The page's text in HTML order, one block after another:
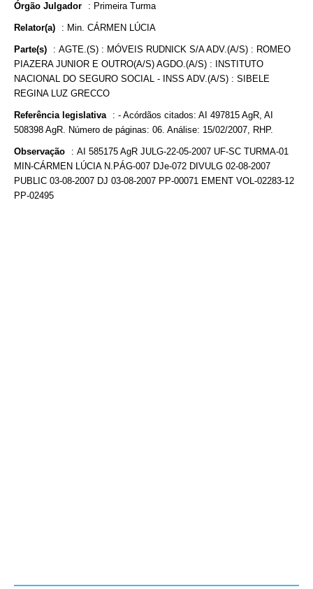
Órgão Julgador : Primeira Turma
Relator(a) : Min. CÁRMEN LÚCIA
Parte(s) : AGTE.(S) : MÓVEIS RUDNICK S/A ADV.(A/S) : ROMEO
PIAZERA JUNIOR E OUTRO(A/S) AGDO.(A/S) : INSTITUTO
NACIONAL DO SEGURO SOCIAL - INSS ADV.(A/S) : SIBELE
REGINA LUZ GRECCO
Referência legislativa : - Acórdãos citados: AI 497815 AgR, AI
508398 AgR. Número de páginas: 06. Análise: 15/02/2007, RHP.
Observação : AI 585175 AgR JULG-22-05-2007 UF-SC TURMA-01
MIN-CÁRMEN LÚCIA N.PÁG-007 DJe-072 DIVULG 02-08-2007
PUBLIC 03-08-2007 DJ 03-08-2007 PP-00071 EMENT VOL-02283-12
PP-02495